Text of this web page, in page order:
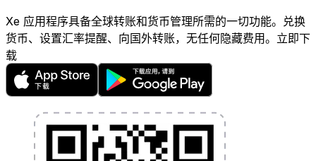
Xe 应用程序具备全球转账和货币管理所需的一切功能。兑换
货币、设置汇率提醒、向国外转账，无任何隐藏费用。立即下
载